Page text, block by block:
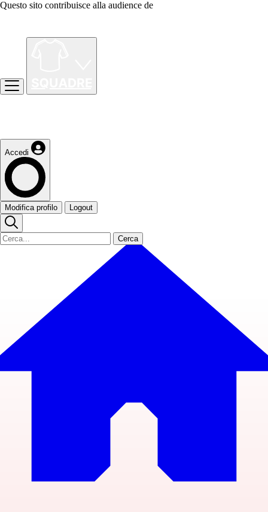
Questo sito contribuisce alla audience de
Accedi
Modifica profilo Logout
Cerca